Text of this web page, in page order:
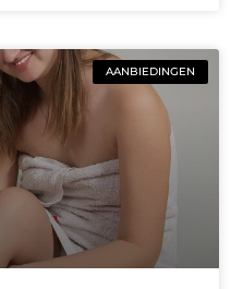
AANBIEDINGEN